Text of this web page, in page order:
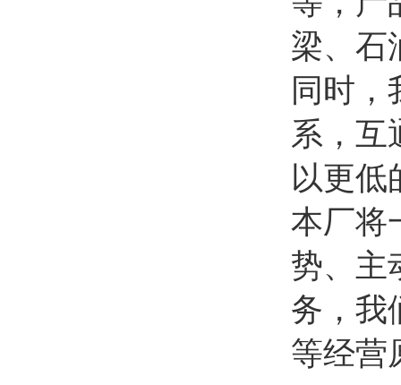
梁、石
同时，
系，互
以更低
本厂将
势、主
务，我
等经营